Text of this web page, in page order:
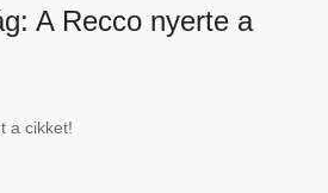
A Recco nyerte a
a cikket!